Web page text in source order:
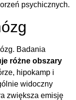
psychicznych.
Badania
różne obszary
hipokamp i
widoczny
zwiększa emisję